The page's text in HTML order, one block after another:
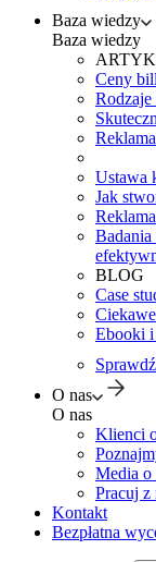
Baza wiedzy
Baza wiedzy
Ceny
Ustawa
Jak
BLOG
Case
Ebooki
O nas
O nas
Klienci
Media o
Pracuj z
Kontakt
Bezpłatna